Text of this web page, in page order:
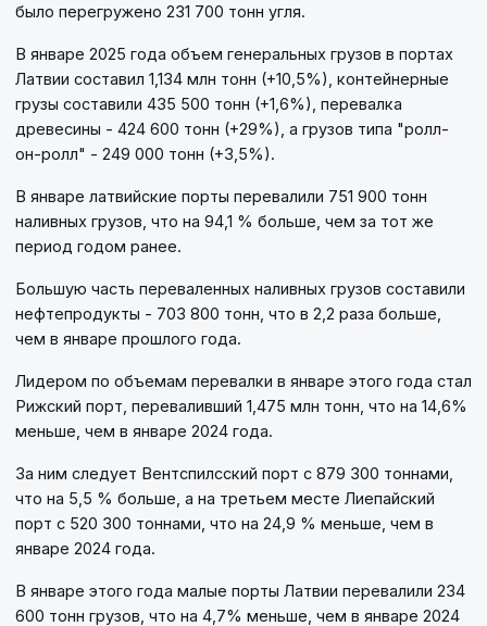
было перегружено 231 700 тонн угля.
В январе 2025 года объем генеральных грузов в портах
Латвии составил 1,134 млн тонн (+10,5%), контейнерные
грузы составили 435 500 тонн (+1,6%), перевалка
древесины - 424 600 тонн (+29%), а грузов типа "ролл-
он-ролл" - 249 000 тонн (+3,5%).
В январе латвийские порты перевалили 751 900 тонн
наливных грузов, что на 94,1 % больше, чем за тот же
период годом ранее.
Большую часть переваленных наливных грузов составили
нефтепродукты - 703 800 тонн, что в 2,2 раза больше,
чем в январе прошлого года.
Лидером по объемам перевалки в январе этого года стал
Рижский порт, переваливший 1,475 млн тонн, что на 14,6%
меньше, чем в январе 2024 года.
За ним следует Вентспилсский порт с 879 300 тоннами,
что на 5,5 % больше, а на третьем месте Лиепайский
порт с 520 300 тоннами, что на 24,9 % меньше, чем в
январе 2024 года.
В январе этого года малые порты Латвии перевалили 234
600 тонн грузов, что на 4,7% меньше, чем в январе 2024